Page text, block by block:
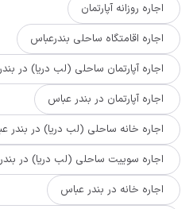
اجاره روزانه آپارتمان
اجاره اقامتگاه ساحلی بندرعباس
اجاره آپارتمان ساحلی (لب دریا) در
اجاره آپارتمان در بندر عباس
اجاره خانه ساحلی (لب دریا) در بندر
اجاره سوییت ساحلی (لب دریا) در
اجاره خانه در بندر عباس